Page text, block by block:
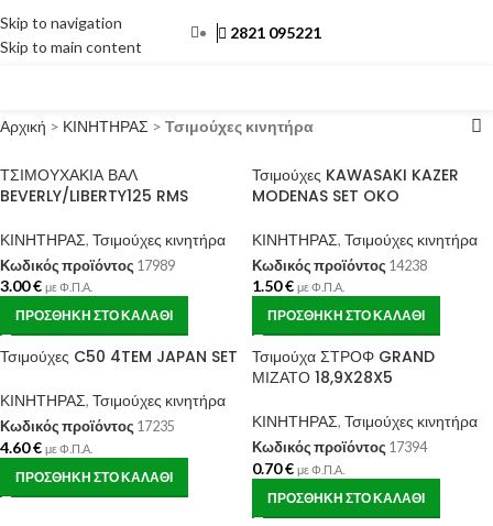
Skip to navigation
Skip to main content
2821 095221
Αρχική > ΚΙΝΗΤΗΡΑΣ > Τσιμούχες κινητήρα
ΤΣΙΜΟΥΧΑΚΙΑ ΒΑΛ
BEVERLY/LIBERTY125 RMS
ΚΙΝΗΤΗΡΑΣ, Τσιμούχες κινητήρα
Κωδικός προϊόντος 17989
3.00€ με Φ.Π.Α.
ΠΡΟΣΘΉΚΗ ΣΤΟ ΚΑΛΆΘΙ
Τσιμούχες KAWASAKI KAZER
MODENAS SET OKO
ΚΙΝΗΤΗΡΑΣ, Τσιμούχες κινητήρα
Κωδικός προϊόντος 14238
1.50€ με Φ.Π.Α.
ΠΡΟΣΘΉΚΗ ΣΤΟ ΚΑΛΆΘΙ
Τσιμούχες C50 4TEM JAPAN SET
ΚΙΝΗΤΗΡΑΣ, Τσιμούχες κινητήρα
Κωδικός προϊόντος 17235
4.60€ με Φ.Π.Α.
ΠΡΟΣΘΉΚΗ ΣΤΟ ΚΑΛΆΘΙ
Τσιμούχα ΣΤΡΟΦ GRAND
ΜΙΖΑΤΟ 18,9X28X5
ΚΙΝΗΤΗΡΑΣ, Τσιμούχες κινητήρα
Κωδικός προϊόντος 17394
0.70€ με Φ.Π.Α.
ΠΡΟΣΘΉΚΗ ΣΤΟ ΚΑΛΆΘΙ